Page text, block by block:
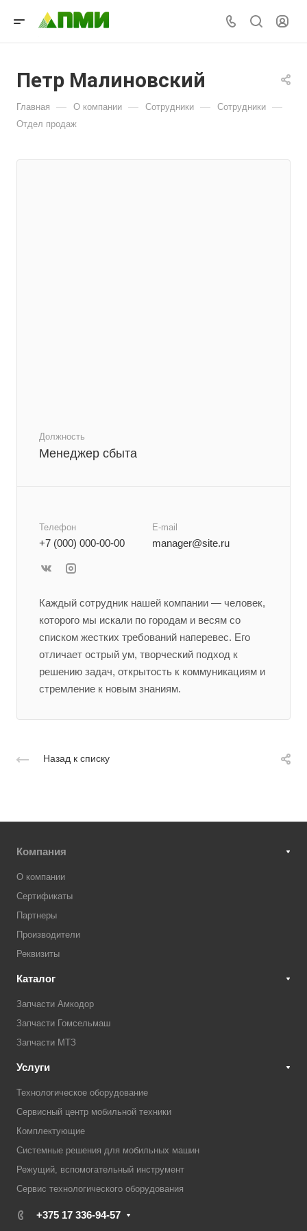
Петр Малиновский
Главная — О компании — Сотрудники — Сотрудники —
Отдел продаж
Должность
Менеджер сбыта
Телефон
+7 (000) 000-00-00
E-mail
manager@site.ru
Каждый сотрудник нашей компании — человек,
которого мы искали по городам и весям со
списком жестких требований наперевес. Его
отличает острый ум, творческий подход к
решению задач, открытость к коммуникациям и
стремление к новым знаниям.
Назад к списку
Компания
О компании
Сертификаты
Партнеры
Производители
Реквизиты
Каталог
Запчасти Амкодор
Запчасти Гомсельмаш
Запчасти МТЗ
Услуги
Технологическое оборудование
Сервисный центр мобильной техники
Комплектующие
Системные решения для мобильных машин
Режущий, вспомогательный инструмент
Сервис технологического оборудования
+375 17 336-94-57